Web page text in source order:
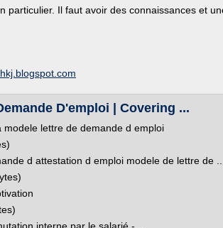
particulier. Il faut avoir des connaissances et
D'emploi | Covering ...
lettre de demande d emploi
d attestation d emploi modele de lettre de ...